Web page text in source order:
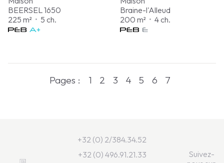
BEERSEL 1650
225 m² • 5 ch.
Braine-l'Alleud
200 m² • 4 ch.
Pages : 1 2 3 4 5 6 7
+32 (0) 2/384.34.52
+32 (0) 496.91.21.33
Suivez-